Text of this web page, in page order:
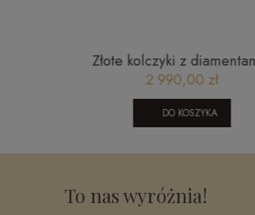
Złota bransoletka
ogniwa z sercem Young
0106202319B
999,00 zł
DO KOSZYKA
To nas wyróżnia!